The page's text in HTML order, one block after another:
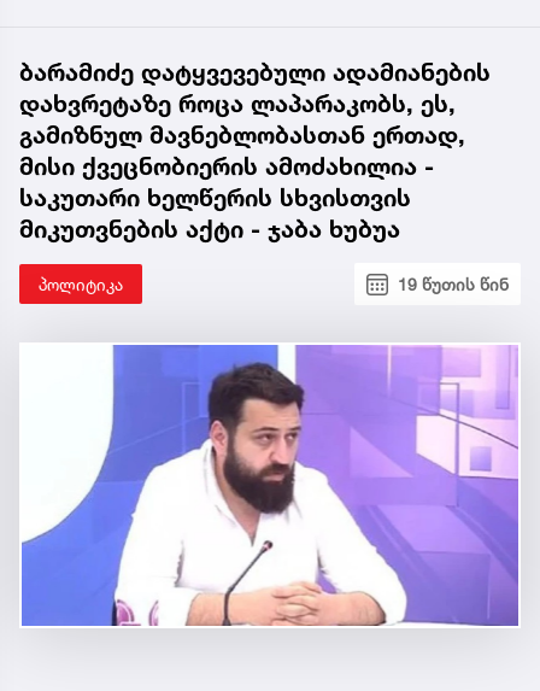
ბარამიძე დატყვევებული ადამიანების
დახვრეტაზე როცა ლაპარაკობს, ეს,
გამიზნულ მავნებლობასთან ერთად,
მისი ქვეცნობიერის ამოძახილია -
საკუთარი ხელწერის სხვისთვის
მიკუთვნების აქტი - ჯაბა ხუბუა
პოლიტიკა 19 წუთის წინ